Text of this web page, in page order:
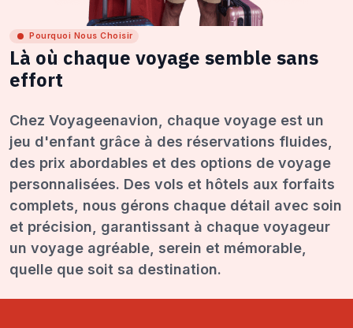
Pourquoi Nous Choisir
Là où chaque voyage semble sans
effort
Chez Voyageenavion, chaque voyage est un
jeu d'enfant grâce à des réservations fluides,
des prix abordables et des options de voyage
personnalisées. Des vols et hôtels aux forfaits
complets, nous gérons chaque détail avec soin
et précision, garantissant à chaque voyageur
un voyage agréable, serein et mémorable,
quelle que soit sa destination.